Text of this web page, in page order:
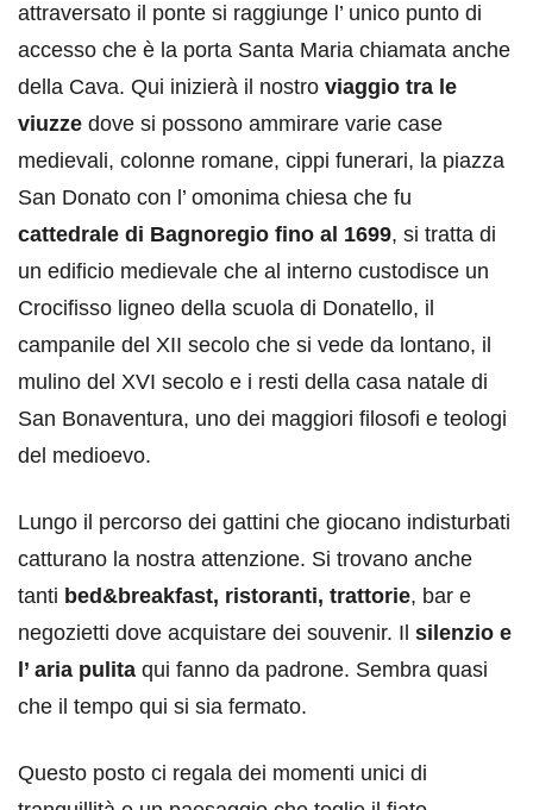
attraversato il ponte si raggiunge l’ unico punto di
accesso che è la porta Santa Maria chiamata anche
della Cava. Qui inizierà il nostro viaggio tra le
viuzze dove si possono ammirare varie case
medievali, colonne romane, cippi funerari, la piazza
San Donato con l’ omonima chiesa che fu
cattedrale di Bagnoregio fino al 1699, si tratta di
un edificio medievale che al interno custodisce un
Crocifisso ligneo della scuola di Donatello, il
campanile del XII secolo che si vede da lontano, il
mulino del XVI secolo e i resti della casa natale di
San Bonaventura, uno dei maggiori filosofi e teologi
del medioevo.
Lungo il percorso dei gattini che giocano indisturbati
catturano la nostra attenzione. Si trovano anche
tanti bed&breakfast, ristoranti, trattorie, bar e
negozietti dove acquistare dei souvenir. Il silenzio e
l’ aria pulita qui fanno da padrone. Sembra quasi
che il tempo qui si sia fermato.
Questo posto ci regala dei momenti unici di